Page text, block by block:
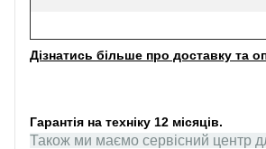
Дізнатись більше про доставку та
Гарантія на техніку 12 місяців.
Також ми маємо сервісний центр